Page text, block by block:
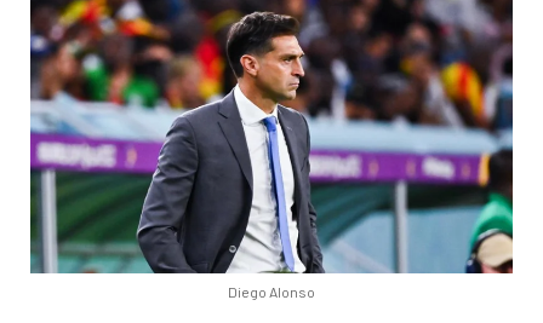
Diego Alonso